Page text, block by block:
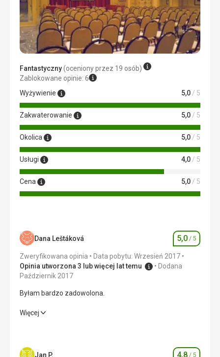
Fantastyczny(oceniony przez 19 osób)
Zablokowane opinie: 6
Wyżywienie
5,0 / 5
Zakwaterowanie 5,0 / 5
Okolica 5,0 / 5
Usługi 4,0 / 5
Cena 5,0 / 5
Dana Leštáková Ocena
5,0 / 5
Zweryfikowana opinia
Data pobytu: Wrzesień 2017
Opinia utworzona 3 lub więcej lat temu
Dodana
Październik 2017
Byłam bardzo zadowolona.
Byłam bardzo zadowolona.
Zakwaterowanie 5,0/ 5
Więcej
Jan P. 4,8 / 5